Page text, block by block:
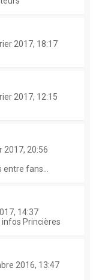
2017, 18:17
2017, 12:15
2017, 20:56
fans...
14:37
infos Princières
2016, 13:47